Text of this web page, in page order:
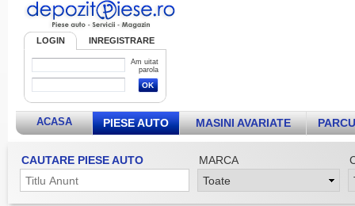
LOGIN INREGISTRARE
Am uitat
parola
ACASA PIESE AUTO MASINI AVARIATE
CAUTARE PIESE AUTO MARCA